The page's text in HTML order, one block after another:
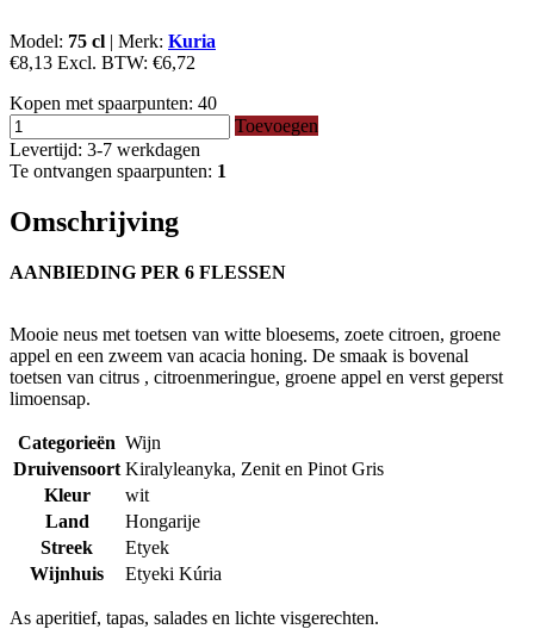
Model: 75 cl | Merk: Kuria
€8,13 Excl. BTW: €6,72
Kopen met spaarpunten: 40
Toevoegen
Levertijd: 3-7 werkdagen
Te ontvangen spaarpunten: 1
Omschrijving
AANBIEDING PER 6 FLESSEN
Mooie neus met toetsen van witte bloesems, zoete citroen, groene
appel en een zweem van acacia honing. De smaak is bovenal
toetsen van citrus , citroenmeringue, groene appel en verst geperst
limoensap.
Categorieën Wijn
Druivensoort Kiralyleanyka, Zenit en Pinot Gris
Kleur
wit
Land
Hongarije
Streek
Etyek
Wijnhuis
Etyeki Kúria
As aperitief, tapas, salades en lichte visgerechten.